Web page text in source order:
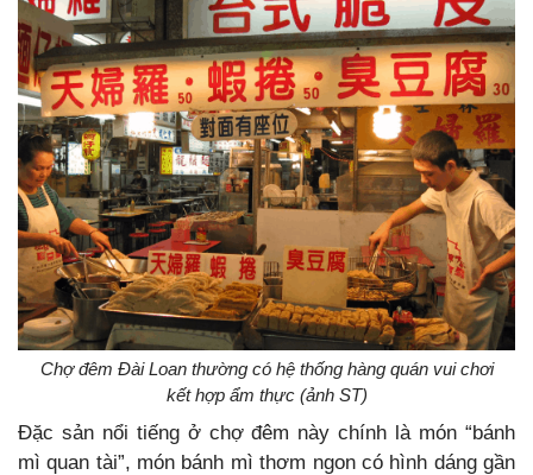
Chợ đêm Đài Loan thường có hệ thống hàng quán vui chơi
kết hợp ẩm thực (ảnh ST)
Đặc sản nổi tiếng ở chợ đêm này chính là món “bánh
mì quan tài”, món bánh mì thơm ngon có hình dáng gần